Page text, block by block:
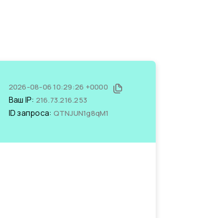
2026-08-06 10:29:26 +0000
Ваш IP: 216.73.216.253
ID запроса: QTNJUN1g8qM1